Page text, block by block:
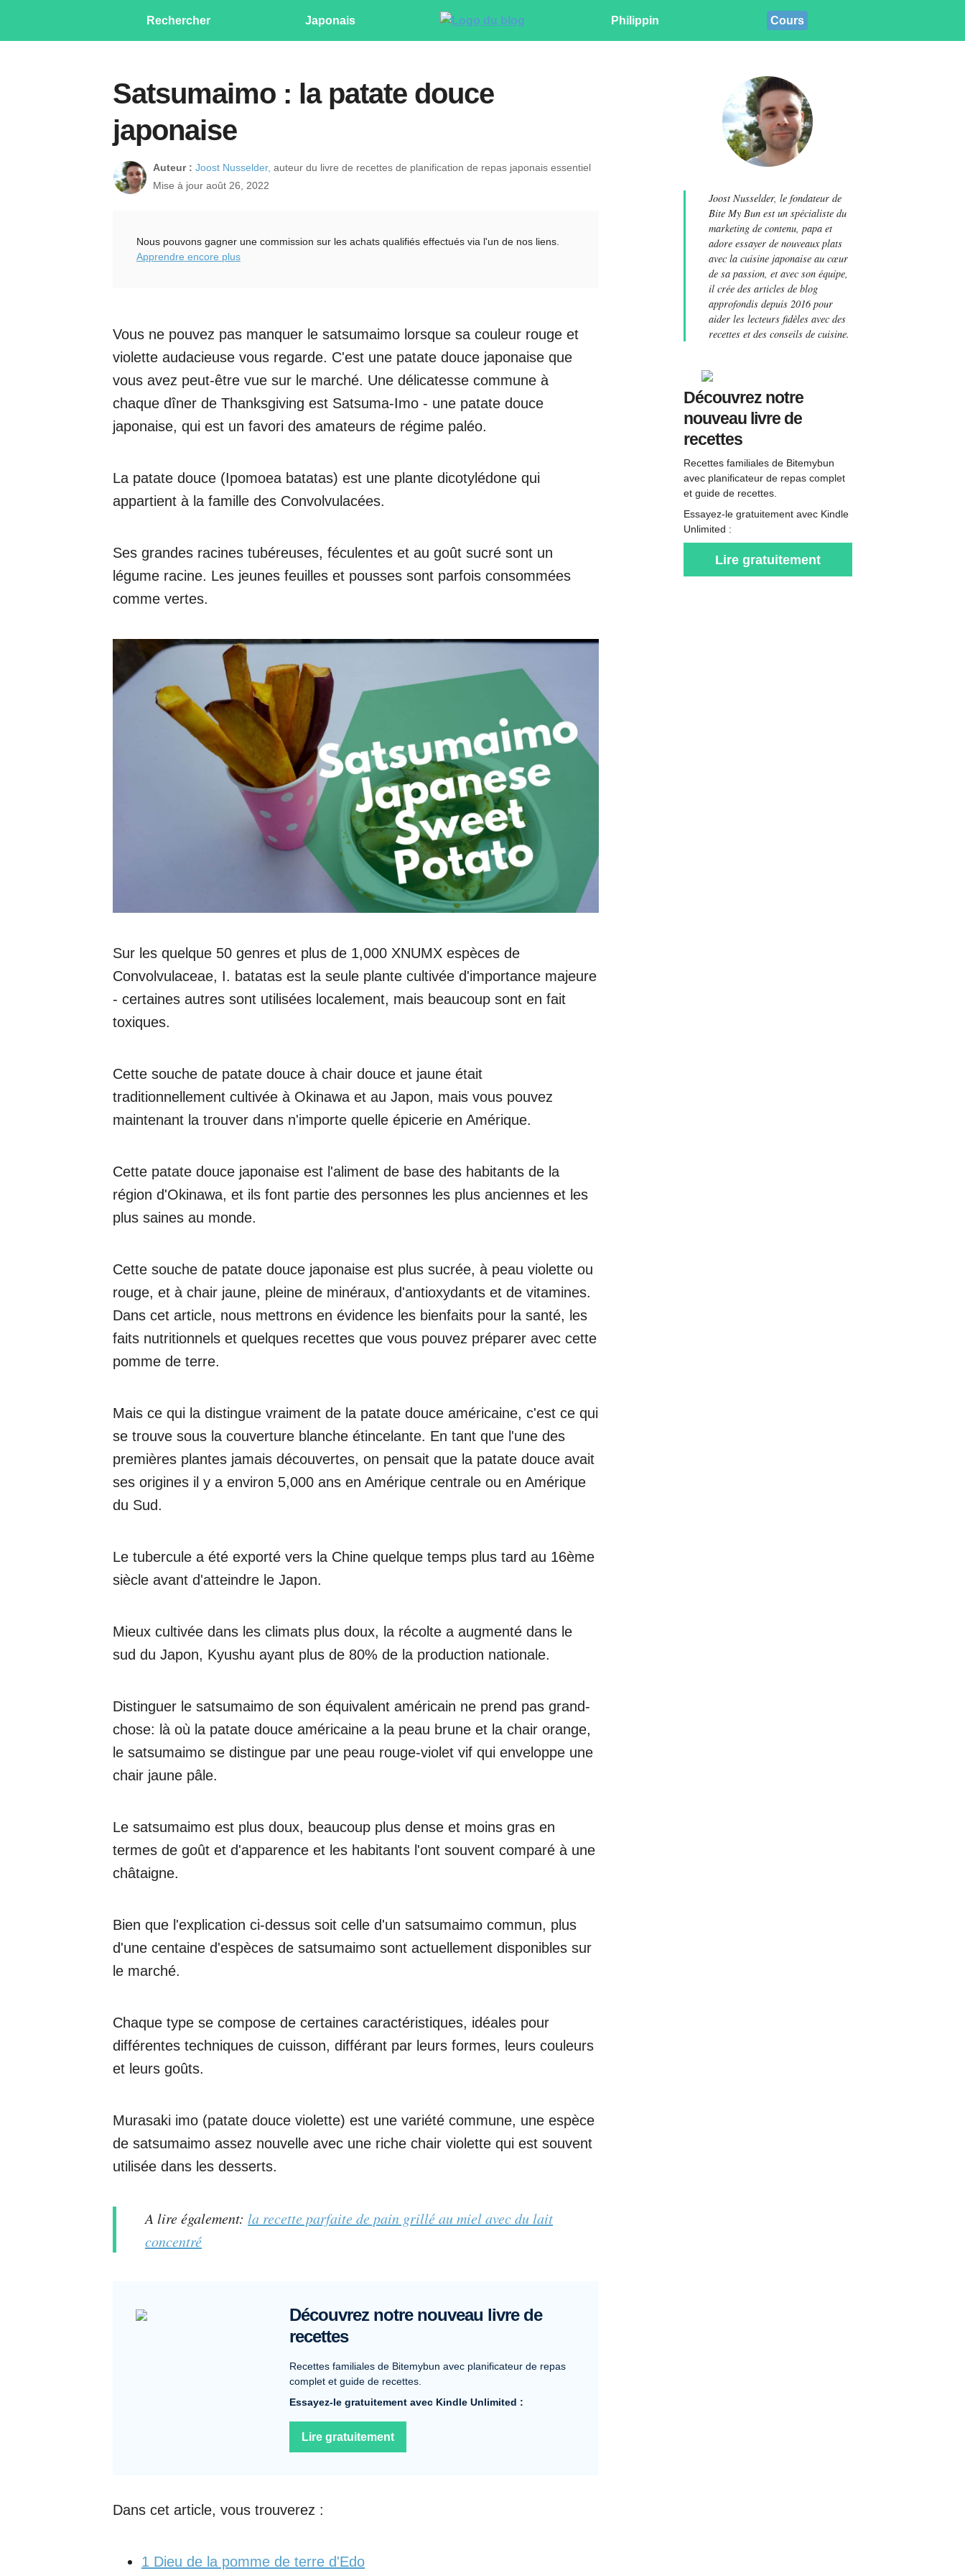
Rechercher Japonais Philippin Cours
Satsumaimo : la patate douce
japonaise
Auteur : Joost Nusselder, auteur du livre de recettes de planification de repas japonais essentiel
Mise à jour août 26, 2022
Nous pouvons gagner une commission sur les achats qualifiés effectués via l'un de nos liens.
Apprendre encore plus
Vous ne pouvez pas manquer le satsumaimo lorsque sa couleur rouge et
violette audacieuse vous regarde. C'est une patate douce japonaise que
vous avez peut-être vue sur le marché. Une délicatesse commune à
chaque dîner de Thanksgiving est Satsuma-Imo - une patate douce
japonaise, qui est un favori des amateurs de régime paléo.
La patate douce (Ipomoea batatas) est une plante dicotylédone qui
appartient à la famille des Convolvulacées.
Ses grandes racines tubéreuses, féculentes et au goût sucré sont un
légume racine. Les jeunes feuilles et pousses sont parfois consommées
comme vertes.
Sur les quelque 50 genres et plus de 1,000 XNUMX espèces de
Convolvulaceae, I. batatas est la seule plante cultivée d'importance majeure
- certaines autres sont utilisées localement, mais beaucoup sont en fait
toxiques.
Cette souche de patate douce à chair douce et jaune était
traditionnellement cultivée à Okinawa et au Japon, mais vous pouvez
maintenant la trouver dans n'importe quelle épicerie en Amérique.
Cette patate douce japonaise est l'aliment de base des habitants de la
région d'Okinawa, et ils font partie des personnes les plus anciennes et les
plus saines au monde.
Cette souche de patate douce japonaise est plus sucrée, à peau violette ou
rouge, et à chair jaune, pleine de minéraux, d'antioxydants et de vitamines.
Dans cet article, nous mettrons en évidence les bienfaits pour la santé, les
faits nutritionnels et quelques recettes que vous pouvez préparer avec cette
pomme de terre.
Mais ce qui la distingue vraiment de la patate douce américaine, c'est ce qui
se trouve sous la couverture blanche étincelante. En tant que l'une des
premières plantes jamais découvertes, on pensait que la patate douce avait
ses origines il y a environ 5,000 ans en Amérique centrale ou en Amérique
du Sud.
Le tubercule a été exporté vers la Chine quelque temps plus tard au 16ème
siècle avant d'atteindre le Japon.
Mieux cultivée dans les climats plus doux, la récolte a augmenté dans le
sud du Japon, Kyushu ayant plus de 80% de la production nationale.
Distinguer le satsumaimo de son équivalent américain ne prend pas grand-
chose: là où la patate douce américaine a la peau brune et la chair orange,
le satsumaimo se distingue par une peau rouge-violet vif qui enveloppe une
chair jaune pâle.
Le satsumaimo est plus doux, beaucoup plus dense et moins gras en
termes de goût et d'apparence et les habitants l'ont souvent comparé à une
châtaigne.
Bien que l'explication ci-dessus soit celle d'un satsumaimo commun, plus
d'une centaine d'espèces de satsumaimo sont actuellement disponibles sur
le marché.
Chaque type se compose de certaines caractéristiques, idéales pour
différentes techniques de cuisson, différant par leurs formes, leurs couleurs
et leurs goûts.
Murasaki imo (patate douce violette) est une variété commune, une espèce
de satsumaimo assez nouvelle avec une riche chair violette qui est souvent
utilisée dans les desserts.
A lire également: la recette parfaite de pain grillé au miel avec du lait
concentré
Découvrez notre nouveau livre de
recettes
Recettes familiales de Bitemybun avec planificateur de repas
complet et guide de recettes.
Essayez-le gratuitement avec Kindle Unlimited :
Lire gratuitement
Dans cet article, vous trouverez :
1 Dieu de la pomme de terre d'Edo
Joost Nusselder, le fondateur de
Bite My Bun est un spécialiste du
marketing de contenu, papa et
adore essayer de nouveaux plats
avec la cuisine japonaise au cœur
de sa passion, et avec son équipe,
il crée des articles de blog
approfondis depuis 2016 pour
aider les lecteurs fidèles avec des
recettes et des conseils de cuisine.
Découvrez notre
nouveau livre de
recettes
Recettes familiales de Bitemybun
avec planificateur de repas complet
et guide de recettes.
Essayez-le gratuitement avec Kindle
Unlimited :
Lire gratuitement